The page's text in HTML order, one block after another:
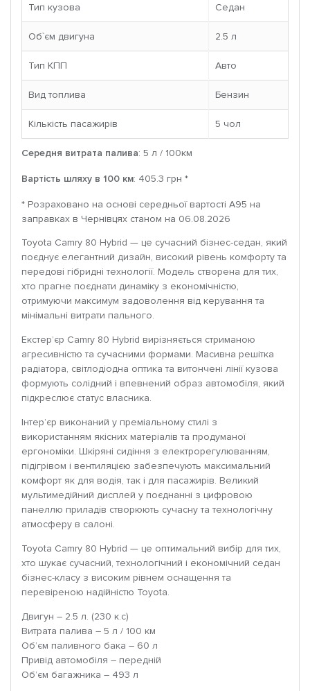
Тип кузова Седан
Об`єм двигуна 2.5 л
Тип КПП Авто
Вид топлива Бензин
Кількість пасажирів 5 чoл
Середня витрата палива: 5 л / 100км
Вартість шляху в 100 км: 405.3 грн *
* Розраховано на основі середньої вартості A95 на
заправках в Чернівцях станом на 06.08.2026
Toyota Camry 80 Hybrid — це сучасний бізнес-седан, який
поєднує елегантний дизайн, високий рівень комфорту та
передові гібридні технології. Модель створена для тих,
хто прагне поєднати динаміку з економічністю,
отримуючи максимум задоволення від керування та
мінімальні витрати пального.
Екстер’єр Camry 80 Hybrid вирізняється стриманою
агресивністю та сучасними формами. Масивна решітка
радіатора, світлодіодна оптика та витончені лінії кузова
формують солідний і впевнений образ автомобіля, який
підкреслює статус власника.
Інтер’єр виконаний у преміальному стилі з
використанням якісних матеріалів та продуманої
ергономіки. Шкіряні сидіння з електрорегулюванням,
підігрівом і вентиляцією забезпечують максимальний
комфорт як для водія, так і для пасажирів. Великий
мультимедійний дисплей у поєднанні з цифровою
панеллю приладів створюють сучасну та технологічну
атмосферу в салоні.
Toyota Camry 80 Hybrid — це оптимальний вибір для тих,
хто шукає сучасний, технологічний і економічний седан
бізнес-класу з високим рівнем оснащення та
перевіреною надійністю Toyota.
Двигун – 2.5 л. (230 к.с)
Витрата палива – 5 л / 100 км
Об’єм паливного бака – 60 л
Привід автомобіля – передній
Об’єм багажника – 493 л